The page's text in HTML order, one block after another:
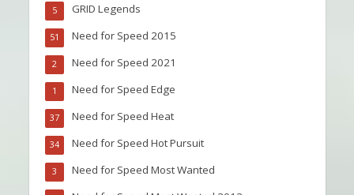
GRID Legends
5
Need for Speed 2015
51
Need for Speed 2021
2
Need for Speed Edge
1
Need for Speed Heat
37
Need for Speed Hot Pursuit
34
Need for Speed Most Wanted
3